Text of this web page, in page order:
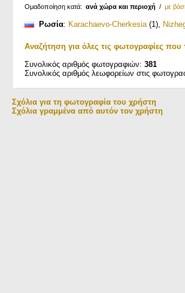
Ομαδοποίηση κατά: ανά χώρα και περιοχή / με
Ρωσία: Karachaevo-Cherkesia(1),
Αναζήτηση για όλες τις φωτογραφίες
Συνολικός αριθμός φωτογραφιών: 381
Συνολικός αριθμός λεωφορείων στις
Σχόλια για τη φωτογραφία του χρήστη
Σχόλια γραμμένα από αυτόν τον χρήστη